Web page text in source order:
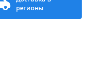
регионы